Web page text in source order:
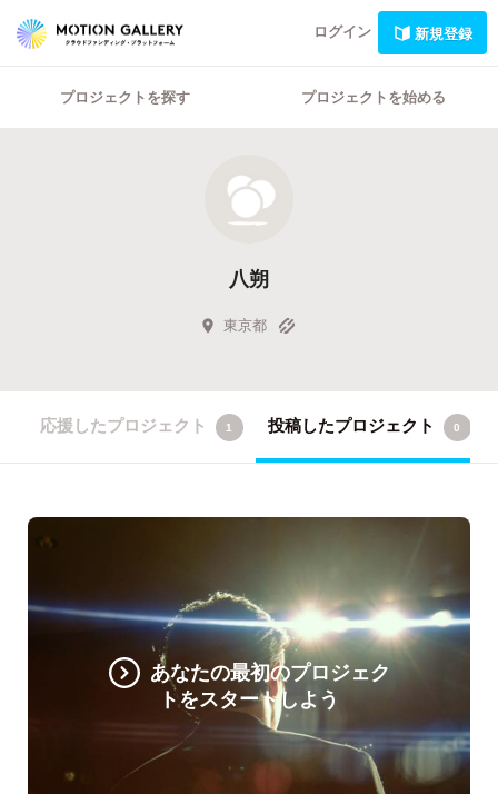
ログイン 新規登録
プロジェクトを探す プロジェクトを始める
八朔
東京都
応援したプロジェクト 1 投稿したプロジェクト 0
あなたの最初のプロジェク
トをスタートしよう